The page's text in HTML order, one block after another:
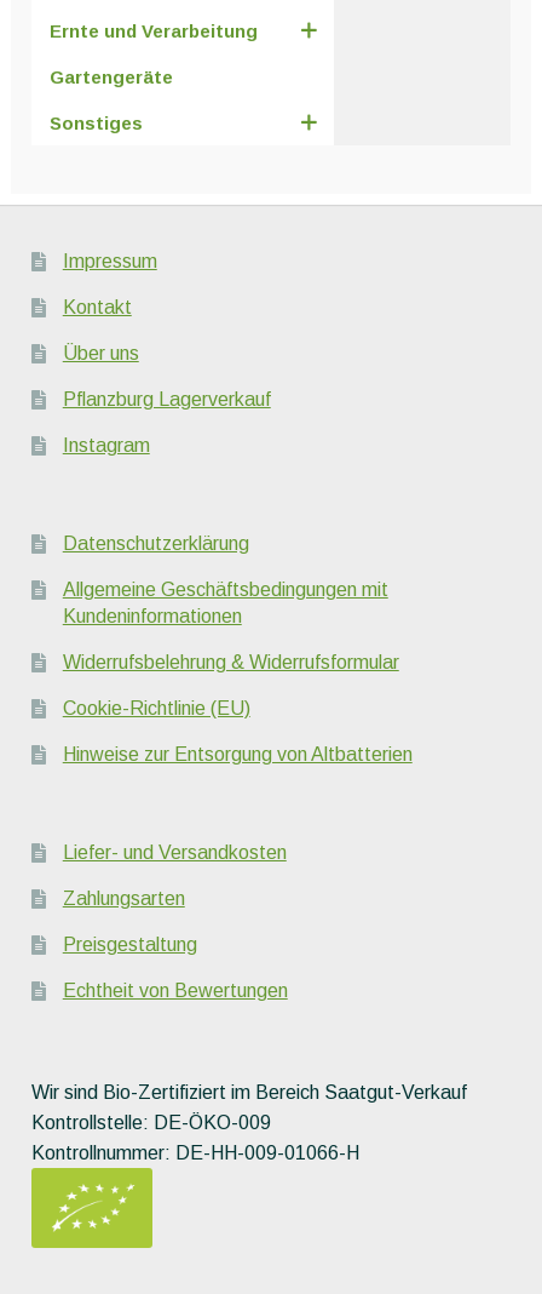
Ernte und Verarbeitung
Gartengeräte
Sonstiges
Impressum
Kontakt
Über uns
Pflanzburg Lagerverkauf
Instagram
Datenschutzerklärung
Allgemeine Geschäftsbedingungen mit
Kundeninformationen
Widerrufsbelehrung & Widerrufsformular
Cookie-Richtlinie (EU)
Hinweise zur Entsorgung von Altbatterien
Liefer- und Versandkosten
Zahlungsarten
Preisgestaltung
Echtheit von Bewertungen
Wir sind Bio-Zertifiziert im Bereich Saatgut-Verkauf
Kontrollstelle: DE-ÖKO-009
Kontrollnummer: DE-HH-009-01066-H